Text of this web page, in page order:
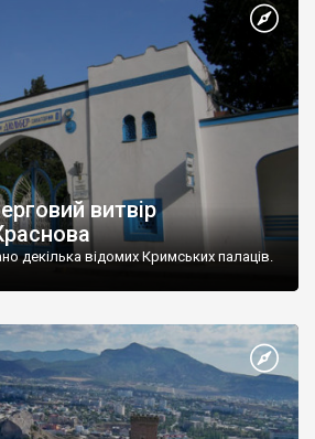
витвір
декілька відомих Кримських палаців.